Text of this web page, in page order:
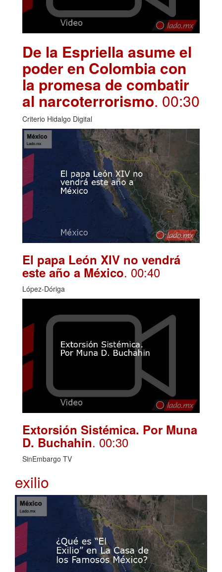
De la Espriella asume el
poder en Colombia con
la promesa de combatir
al narcoterrorismo. 00:30
Criterio Hidalgo Digital
El papa León XIV no vendrá
este año a México. 00:40
López-Dóriga
Extorsión Sistémica. Por Muna
D. Buchahin. 00:30
SinEmbargo TV
exilio